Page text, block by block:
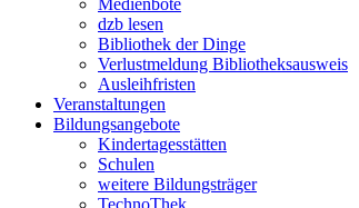
Medienbote
dzb lesen
Bibliothek der Dinge
Verlustmeldung Bibliotheksausweis
Ausleihfristen
Veranstaltungen
Bildungsangebote
Kindertagesstätten
Schulen
weitere Bildungsträger
TechnoThek